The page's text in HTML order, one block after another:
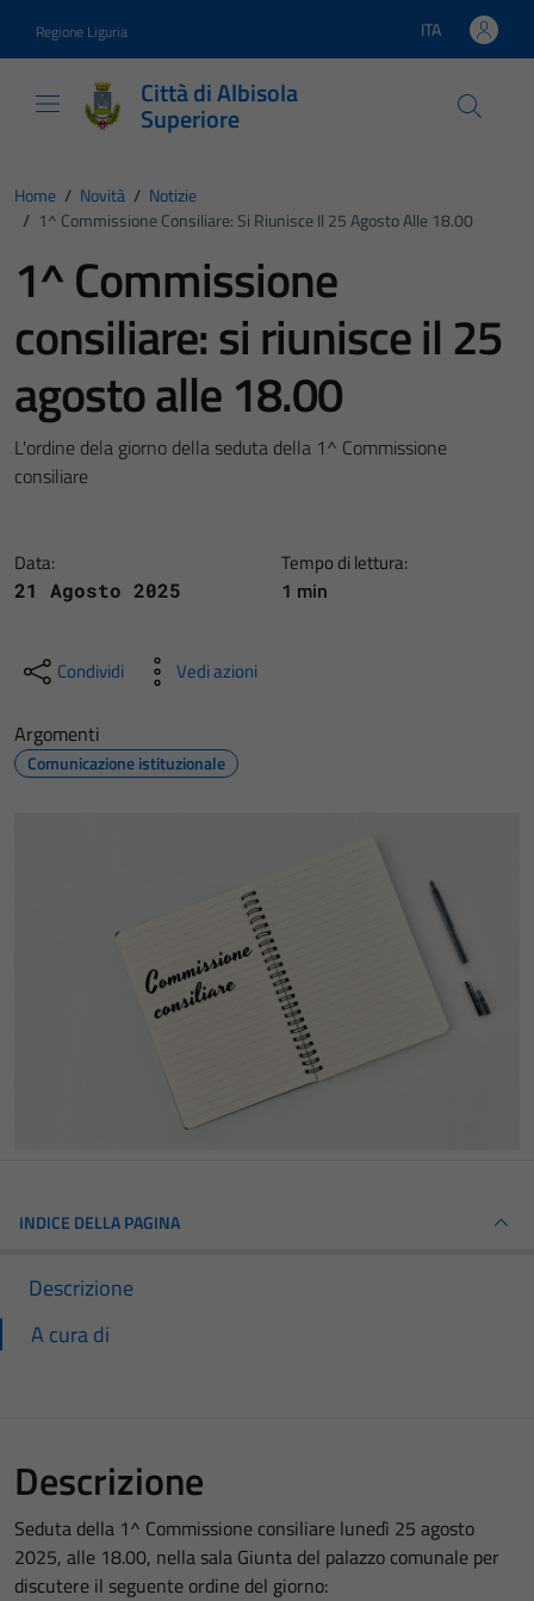
Regione Liguria Lingua attiva:
ITA
Città di Albisola
Superiore
Home / Novità / Notizie
/ 1^ Commissione Consiliare: Si Riunisce Il 25 Agosto Alle 18.00
1^ Commissione
consiliare: si riunisce il 25
agosto alle 18.00
L'ordine dela giorno della seduta della 1^ Commissione
consiliare
Data:
21 Agosto 2025
Tempo di lettura:
1 min
Condividi Vedi azioni
Argomenti
Comunicazione istituzionale
INDICE DELLA PAGINA
Descrizione
A cura di
Descrizione
Seduta della 1^ Commissione consiliare lunedì 25 agosto
2025, alle 18.00, nella sala Giunta del palazzo comunale per
discutere il seguente ordine del giorno: